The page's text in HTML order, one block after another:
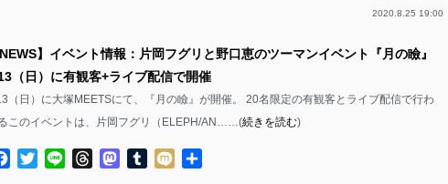
2020.8.25 19:00
NEWS】イベント情報：片岡フグリと野口恵のツーマンイベント『月の瞼』
（日）に有観客+ライブ配信で開催
（日）に大塚MEETSにて、『月の瞼』が開催。 20名限定の有観客とライブ配信で行わ
このイベントは、片岡フグリ（ELEPH/AN……(続きを読む)
Facebook
TwitterLine ThreadsMastodon
TumblrMixi